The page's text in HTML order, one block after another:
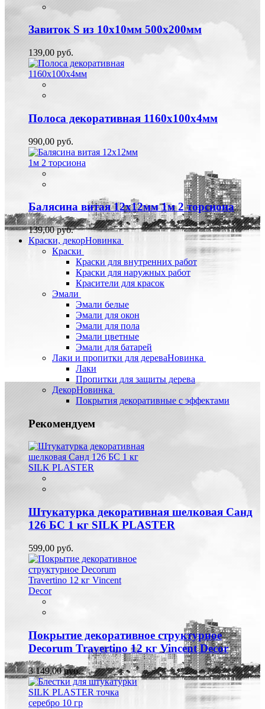
Завиток S из 10х10мм 500х200мм
139,00 руб.
Полоса декоративная 1160х100х4мм
990,00 руб.
Балясина витая 12х12мм 1м 2 торсиона
139,00 руб.
Краски, декорНовинка
Краски
Краски для внутренних работ
Краски для наружных работ
Красители для красок
Эмали
Эмали белые
Эмали для окон
Эмали для пола
Эмали цветные
Эмали для батарей
Лаки и пропитки для дереваНовинка
Лаки
Пропитки для защиты дерева
ДекорНовинка
Покрытия декоративные с эффектами
Рекомендуем
Штукатурка декоративная шелковая Санд
126 БС 1 кг SILK PLASTER
599,00 руб.
Покрытие декоративное структурное
Decorum Travertino 12 кг Vincent Decor
3 149,00 руб.